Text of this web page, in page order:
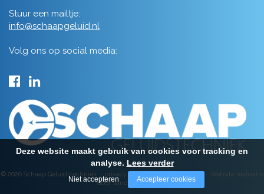
Stuur een mailtje:
info@schaapgeluid.nl
Volg ons op social media:
© 2026 Schaap Geluidstechniek - privacy - algemene voorwaarden- Website realisatie
door Vanderperk Groep
Deze website maakt gebruik van cookies voor tracking en
analyse. Lees verder
Niet accepteren Accepteer cookies